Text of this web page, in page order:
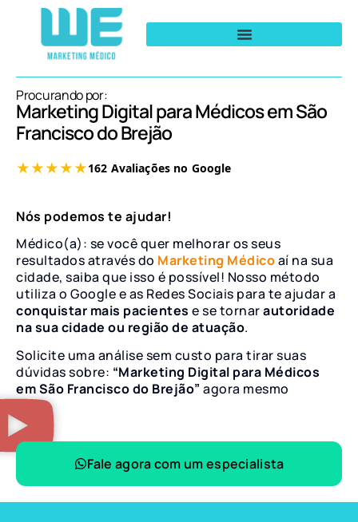
Procurando por:
Marketing Digital para Médicos em São
Francisco do Brejão
Nós podemos te ajudar!
Médico(a): se você quer melhorar os seus
resultados através do Marketing Médicoaí na sua
cidade, saiba que isso é possível! Nosso método
utiliza o Google e as Redes Sociais para te ajudar a
conquistar mais pacientes e se tornarautoridade
na sua cidade ou região de atuação.
Solicite uma análise sem custo para tirar suas
dúvidas sobre: “Marketing Digital para Médicos
em São Francisco do Brejão” agora mesmo
Fale agora com um especialista